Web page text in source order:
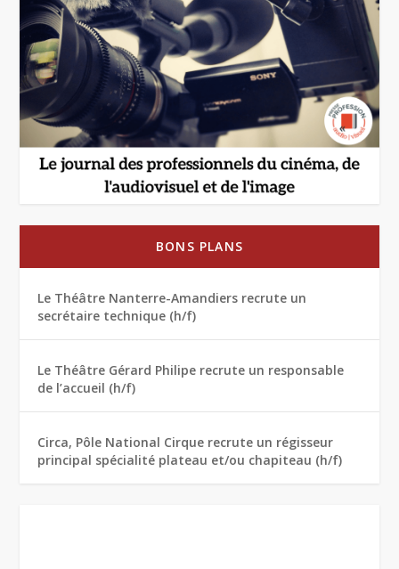
BONS PLANS
Le Théâtre Nanterre-Amandiers recrute un
secrétaire technique (h/f)
Le Théâtre Gérard Philipe recrute un responsable
de l’accueil (h/f)
Circa, Pôle National Cirque recrute un régisseur
principal spécialité plateau et/ou chapiteau (h/f)